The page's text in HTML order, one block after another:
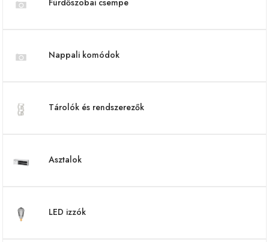
Fürdőszobai csempe
Nappali komódok
Tárolók és rendszerezők
Asztalok
LED izzók